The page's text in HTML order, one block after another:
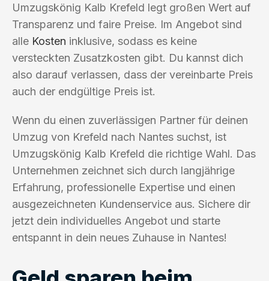
Umzugskönig Kalb Krefeld legt großen Wert auf
Transparenz und faire Preise. Im Angebot sind
alle Kosten inklusive, sodass es keine
versteckten Zusatzkosten gibt. Du kannst dich
also darauf verlassen, dass der vereinbarte Preis
auch der endgültige Preis ist.
Wenn du einen zuverlässigen Partner für deinen
Umzug von Krefeld nach Nantes suchst, ist
Umzugskönig Kalb Krefeld die richtige Wahl. Das
Unternehmen zeichnet sich durch langjährige
Erfahrung, professionelle Expertise und einen
ausgezeichneten Kundenservice aus. Sichere dir
jetzt dein individuelles Angebot und starte
entspannt in dein neues Zuhause in Nantes!